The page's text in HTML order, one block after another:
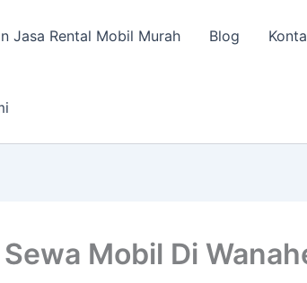
Jasa Rental Mobil Murah Blog
Sewa Mobil Di